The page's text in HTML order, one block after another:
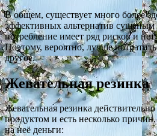
В общем, существует много более
эффективных альтернатив
потребление имеет ряд рисков и
Поэтому, вероятно, лучше
другое.
Жевательная резинка
Жевательная резинка
продуктом и есть несколько
на неё деньги: